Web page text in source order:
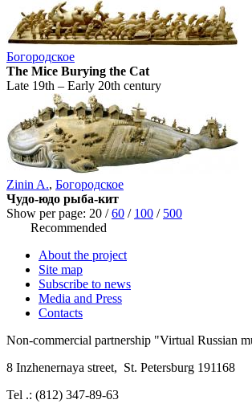
Богородское
The Mice Burying the Cat
Late 19th – Early 20th century
Zinin A., Богородское
Чудо-юдо рыба-кит
Show per page: 20 /60 / 100 / 500
Recommended
About the project
Site map
Subscribe to news
Media and Press
Contacts
Non-commercial partnership "Virtual Russian
8 Inzhenernaya street, St. Petersburg 191168
Tel .: (812) 347-89-63